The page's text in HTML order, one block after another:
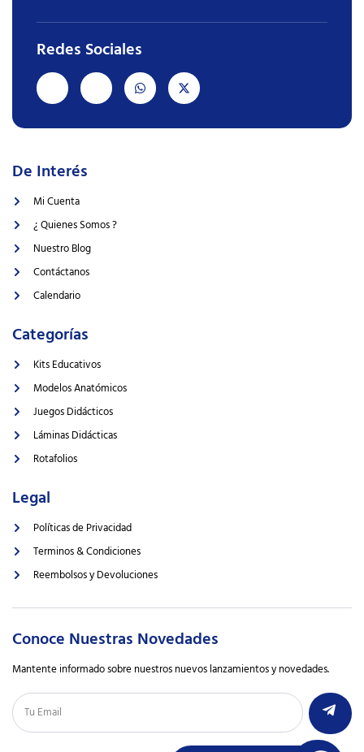
Redes Sociales
De Interés
Mi Cuenta
¿ Quienes Somos ?
Nuestro Blog
Contáctanos
Calendario
Categorías
Kits Educativos
Modelos Anatómicos
Juegos Didácticos
Láminas Didácticas
Rotafolios
Legal
Políticas de Privacidad
Terminos & Condiciones
Reembolsos y Devoluciones
Conoce Nuestras Novedades
Mantente informado sobre nuestros nuevos lanzamientos y novedades.